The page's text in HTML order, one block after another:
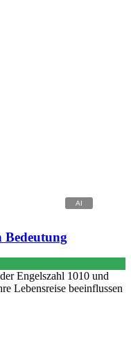
Bedeutung
Engelszahl 1010 und
Lebensreise beeinflussen